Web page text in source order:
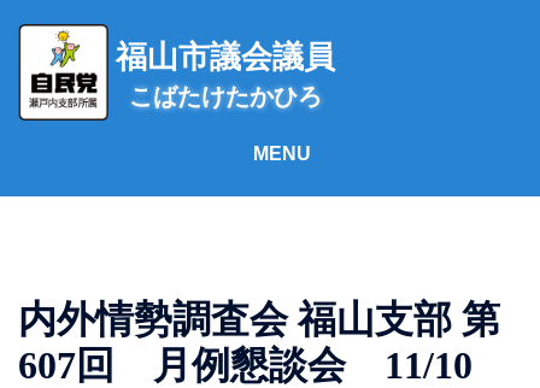
ス
福山市議会議員
こばたけたかひろ
内外情勢調査会 福山支部 第
607回 月例懇談会 11/10